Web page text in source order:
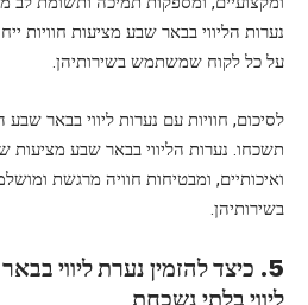
נערות הליווי בבאר שבע מציעות חוויות
על כל לקוח שמשתמש בשירותיהן.
לסיכום, חוויות עם נערות ליווי בבאר שבע
תשכחו. נערות הליווי בבאר שבע מציעות
ואיכותיים, ומבטיחות חוויה מרגשת
בשירותיהן.
5. כיצד להזמין נערת ליווי
ליווי בלתי נשכחת